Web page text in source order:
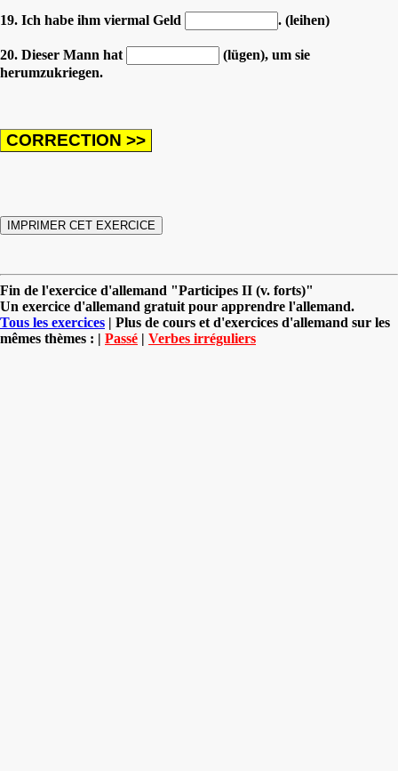
19. Ich habe ihm viermal Geld . (leihen)
20. Dieser Mann hat
(lügen), um sie
herumzukriegen.
Fin de l'exercice d'allemand "Participes II (v. forts)"
Un exercice d'allemand gratuit pour apprendre l'allemand.
Tous les exercices | Plus de cours et d'exercices d'allemand sur les
mêmes thèmes : | Passé | Verbes irréguliers